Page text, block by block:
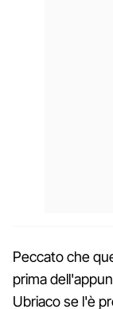
Peccato che
prima
Ubriaco se l'è